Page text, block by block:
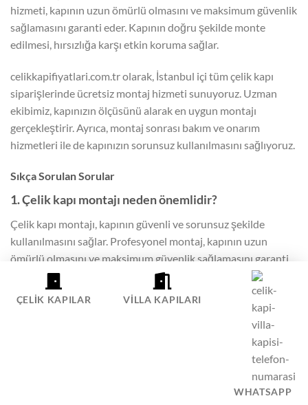
hizmeti, kapının uzun ömürlü olmasını ve maksimum güvenlik
sağlamasını garanti eder. Kapının doğru şekilde monte
edilmesi, hırsızlığa karşı etkin koruma sağlar.
celikkapifiyatlari.com.tr olarak, İstanbul içi tüm çelik kapı
siparişlerinde ücretsiz montaj hizmeti sunuyoruz. Uzman
ekibimiz, kapınızın ölçüsünü alarak en uygun montajı
gerçekleştirir. Ayrıca, montaj sonrası bakım ve onarım
hizmetleri ile de kapınızın sorunsuz kullanılmasını sağlıyoruz.
Sıkça Sorulan Sorular
1. Çelik kapı montajı neden önemlidir?
Çelik kapı montajı, kapının güvenli ve sorunsuz şekilde
kullanılmasını sağlar. Profesyonel montaj, kapının uzun
ömürlü olmasını ve maksimum güvenlik sağlamasını garanti
2. Profesyonel montaj hizmeti neden tercih
Profesyonel montaj hizmeti, kapının doğru şekilde monte
ÇELIK KAPILAR VILLA KAPILARI
WHATSAPP